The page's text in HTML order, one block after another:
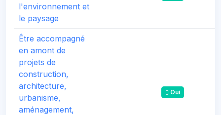
l'environnement et
le paysage
Être accompagné
en amont de
projets de
construction,
architecture,
urbanisme,
aménagement,
Oui